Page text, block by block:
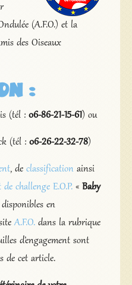
(A.F.O.) et la
des Oiseaux
:
(tél : 06-86-21-15-61) ou
(tél : 06-26-22-32-78)
, de classificationainsi
challenge E.O.P.« Baby
en
A.F.O.dans la rubrique
d’engagement sont
de cet article.